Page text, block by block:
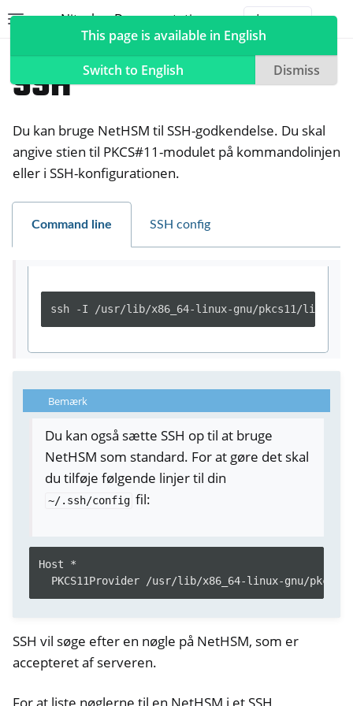
Nitrokey Documentation
navigation of Nitrokeys
navigation of NitroPad, NitroPC
navigation of NextBox
navigation of NetHSM
navigation of Container
SSH
Du kan bruge NetHSM til SSH-godkendelse. Du skal
angive stien til PKCS#11-modulet på kommandolinjen
eller i SSH-konfigurationen.
Command line SSH config
ssh -I /usr/lib/x86_64-linux-gnu/pkcs11/
Bemærk
Du kan også sætte SSH op til at bruge
NetHSM som standard. For at gøre det skal
du tilføje følgende linjer til din
~/.ssh/config fil:
Host *
PKCS11Provider /usr/lib/x86_64-linux-gnu/
SSH vil søge efter en nøgle på NetHSM, som er
accepteret af serveren.
For at liste nøglerne til en NetHSM i et SSH
This page is available in English
Switch to English
Dismiss